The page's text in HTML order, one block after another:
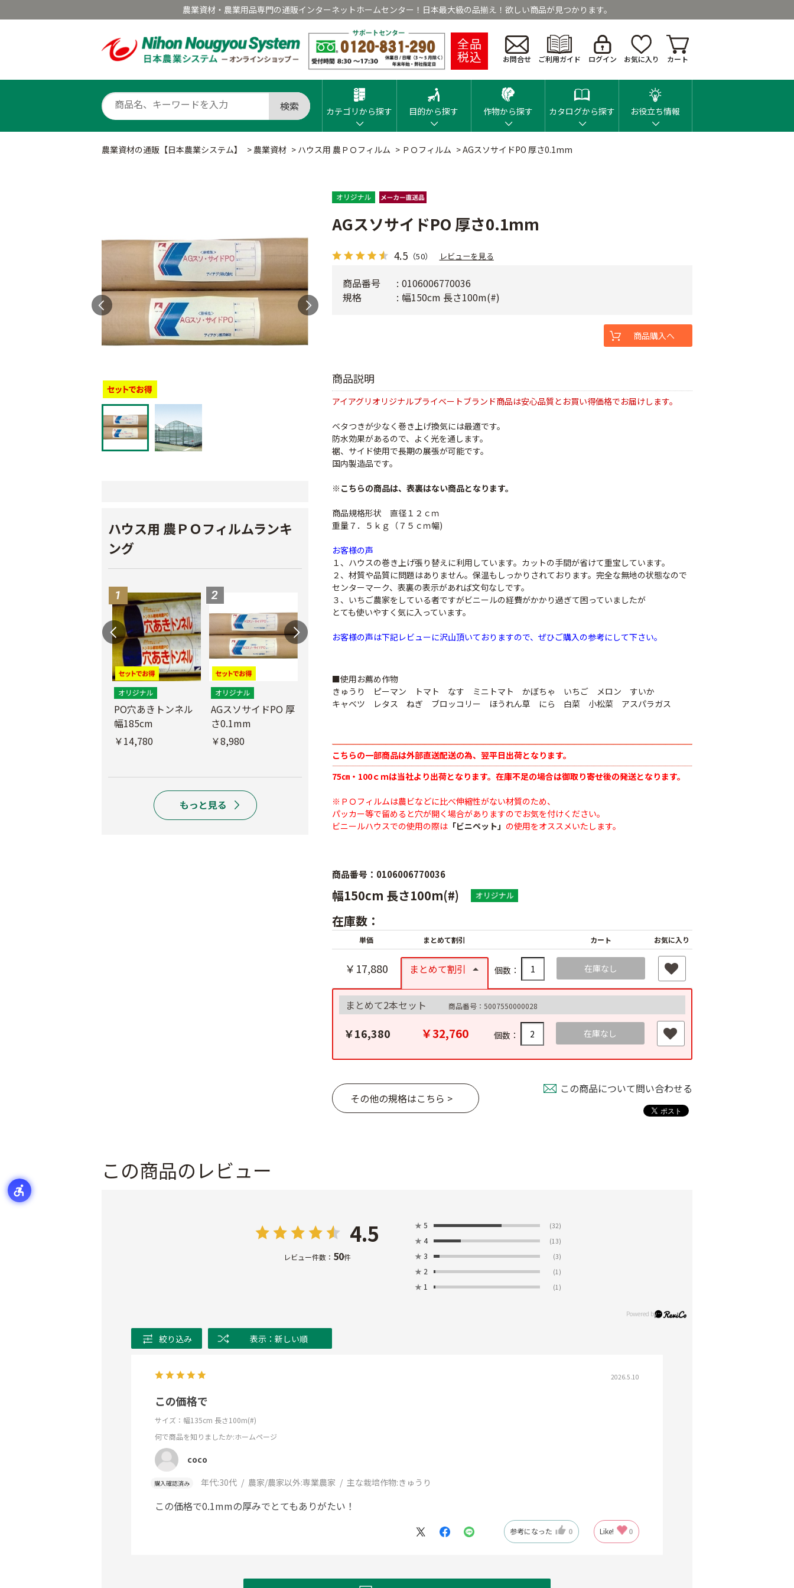
農業資材・農業用品専門の通販インターネットホームセンター！日本最大級の品揃え！欲しい商品が見つかります。
全品
税込 お問合せ ご利用ガイド ログイン お気に入り カート
検索 カテゴリから探す 目的から探す 作物から探す カタログから探す お役立ち情報
農業資材の通販【日本農業システム】 > 農業資材 > ハウス用 農ＰＯフィルム > ＰＯフィルム >AGスソサイドPO 厚さ0.1mm
ハウス用 農ＰＯフィルムランキ
ング
PO穴あきトンネル
幅185cm
￥14,780
AGスソサイドPO 厚
さ0.1mm
￥8,980
ビニールハウス補修
用テープ
PO穴あきトンネル
￥16,800
テキナシテープ
￥3,790
￥10,200
AGスソサイドPO 厚さ0.1mm
4.5 （50） レビューを見る
商品説明
アイアグリオリジナルプライベートブランド商品は安心品質とお買い得価格でお届けします。
ベタつきが少なく巻き上げ換気には最適です。
防水効果があるので、よく光を通します。
裾、サイド使用で長期の展張が可能です。
国内製造品です。
※こちらの商品は、表裏はない商品となります。
商品規格形状 直径１２ｃｍ
重量７．５ｋｇ（７５ｃｍ幅)
お客様の声
１、ハウスの巻き上げ張り替えに利用しています。カットの手間が省けて重宝しています。
２、材質や品質に問題はありません。保温もしっかりされております。完全な無地の状態なので
センターマーク、表裏の表示があれば文句なしです。
３、いちご農家をしている者ですがビニールの経費がかかり過ぎて困っていましたが
とても使いやすく気に入っています。
お客様の声は下記レビューに沢山頂いておりますので、ぜひご購入の参考にして下さい。
■使用お薦め作物
きゅうり ピーマン トマト なす ミニトマト かぼちゃ いちご メロン すいか
キャベツ レタス ねぎ ブロッコリー ほうれん草 にら 白菜 小松菜 アスパラガス
こちらの一部商品は外部直送配送の為、翌平日出荷となります。
75㎝・100ｃｍは当社より出荷となります。在庫不足の場合は御取り寄せ後の発送となります。
※ＰＯフィルムは農ビなどに比べ伸縮性がない材質のため、
パッカー等で留めると穴が開く場合がありますのでお気を付けください。
ビニールハウスでの使用の際は 「ビニペット」 の使用をオススメいたします。
商品番号
0106006770036
規格
幅150cm 長さ100m(#)
商品購入へ
商品番号：0106006770036
幅150cm 長さ100m(#)
在庫数：
単価 まとめて割引 カート お気に入り
￥17,880 まとめて割引 個数： 在庫なし
まとめて2本セット 商品番号：5007550000028
￥16,380 ￥32,760 個数： 在庫なし
その他の規格はこちら >
この商品について問い合わせる
この商品のレビュー
4.5
レビュー件数： 50件
★ 5 (32)
★ 4 (13)
★ 3 (3)
★ 2 (1)
★ 1 (1)
絞り込み 表示：新しい順
2026.5.10
この価格で
サイズ：幅135cm 長さ100m(#)
何で商品を知りましたか:ホームページ
coco
購入確認済み 年代:30代 農家/農家以外:専業農家 主な栽培作物:きゅうり
この価格で0.1mmの厚みでとてもありがたい！
参考になった 0 Like! 0